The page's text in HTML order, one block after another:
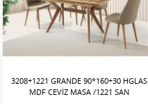
3208+1221 GRANDE 90*160+30 HGLAS
MDF CEVİZ MASA /1221 SAN